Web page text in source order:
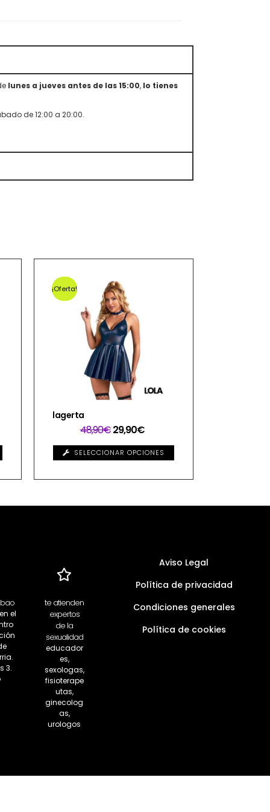
lunes a jueves antes de las 15:00, lo tienes
de 12:00 a 20:00.
¡Oferta!
lagerta
48,90€29,90€
SELECCIONAR OPCIONES
el
3.
te atienden
expertos
de la
sexualidad
educador
es,
sexologas,
fisioterape
utas,
ginecolog
as,
urologos
Aviso Legal
Política de privacidad
Condiciones generales
Política de cookies